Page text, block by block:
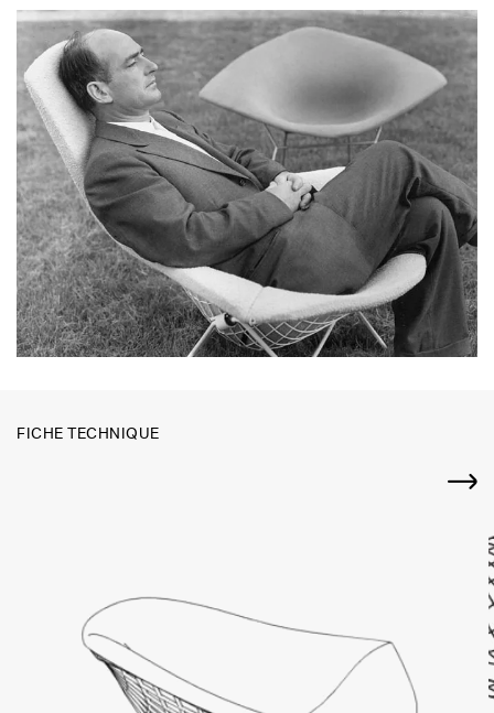
FICHE TECHNIQUE